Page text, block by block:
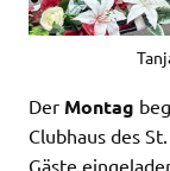
Der Montag
Clubhaus des
Gäste